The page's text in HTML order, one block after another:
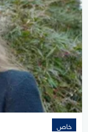
خاص